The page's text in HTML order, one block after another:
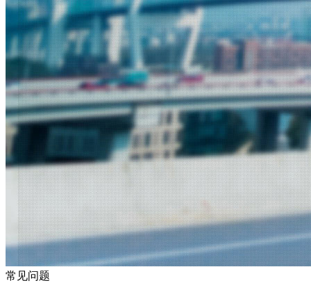
常见问题